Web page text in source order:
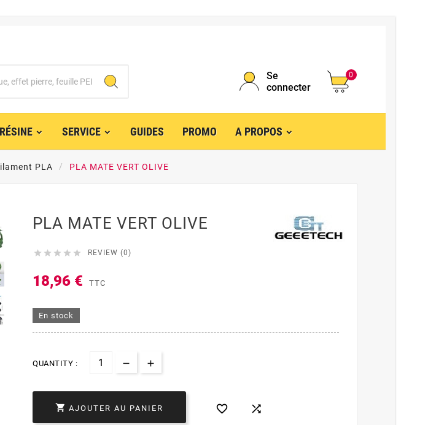
Se
connecter
0
RÉSINE SERVICE GUIDES PROMO A PROPOS
PLA PLA MATE VERT OLIVE
PLA MATE VERT OLIVE
     REVIEW (0)
18,96 € TTC
En stock
QUANTITY :
 AJOUTER AU PANIER  